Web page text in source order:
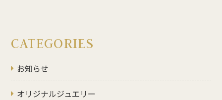
CATEGORIES
お知らせ
オリジナルジュエリー